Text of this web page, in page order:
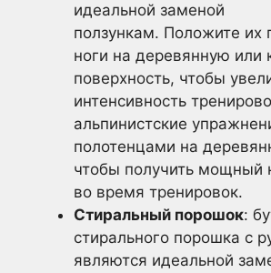
идеальной заменой
ползункам. Положите их
ноги на деревянную или
поверхность, чтобы
интенсивность
альпинистские
полотенцами на
чтобы получить мощный
во время тренировок.
Стиральный порошок:
стирального порошка с
являются идеальной